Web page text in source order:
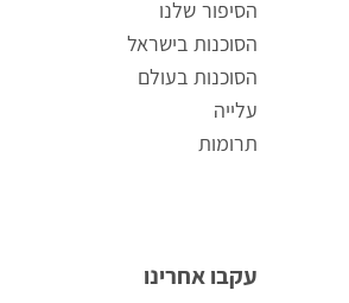
הסיפור שלנו
הסוכנות בישראל
הסוכנות בעולם
עלייה
תרומות
עקבו אחרינו